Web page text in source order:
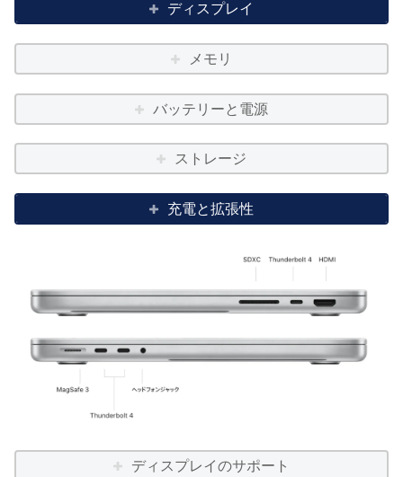
ディスプレイ
メモリ
バッテリーと電源
ストレージ
充電と拡張性
ディスプレイのサポート